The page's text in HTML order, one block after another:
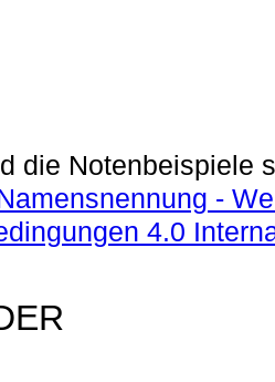
die Notenbeispiele
-
4.0